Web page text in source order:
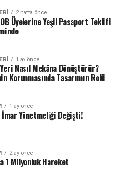
2 hafta önce
Üyelerine Yeşil Pasaport Teklifi
1 ay önce
Nasıl Mekâna Dönüştürür?
Korunmasında Tasarımın Rolü
1 ay önce
İmar Yönetmeliği Değişti!
2 ay önce
1 Milyonluk Hareket